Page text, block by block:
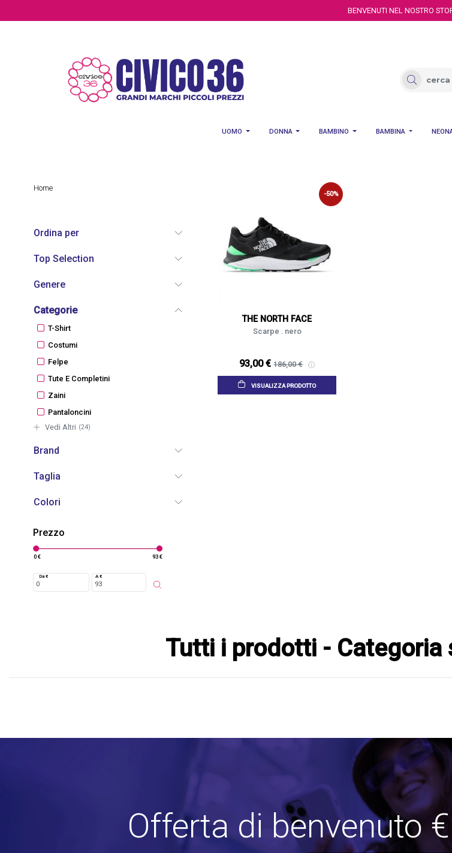
BENVENUTI NEL NOSTRO
UOMO DONNA BAMBINO BAMBINA
Home
Ordina per
Top Selection
Genere
Categorie
T-Shirt
Costumi
Felpe
Tute E Completini
Zaini
Pantaloncini
Vedi Altri (24)
Brand
Taglia
Colori
Prezzo
0 € 93 €
Da € A €
-50%
THE NORTH FACE
Scarpe . nero
93,00 € 186,00 €
VISUALIZZA PRODOTTO
Tutti i prodotti - Categoria
Offerta di benvenuto